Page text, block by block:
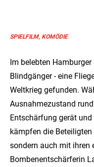
SPIELFILM, KOMÖDIE
Im belebten
Blindgänger - eine
Weltkrieg gefunden.
Ausnahmezustand
Entschärfung gerät
kämpfen die
sondern auch mit ihren
Bombenentschärferin